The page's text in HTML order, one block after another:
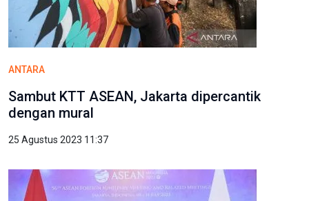
ANTARA
Sambut KTT ASEAN, Jakarta dipercantik
dengan mural
25 Agustus 2023 11:37